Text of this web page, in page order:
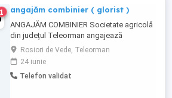
1 angajăm combinier ( glorist )
ANGAJĂM COMBINIER Societate agricolă
din județul Teleorman angajează
combinier cu experiență pentru campaniile
de recoltare și lucrările aferente. Cerințe:
Experiență în operarea combinelor
agricole; Seriozitate și responsabilitate;
Rosiori de Vede, Teleorman
24 iunie
Telefon validat